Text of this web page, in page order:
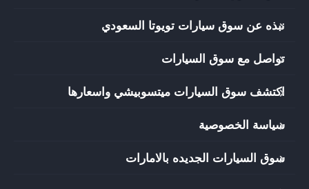
نبذه عن سوق سيارات تويوتا السعودي
تواصل مع سوق السيارات
اكتشف سوق السيارات ميتسوبيشي واسعارها
سياسة الخصوصية
سوق السيارات الجديده بالامارات